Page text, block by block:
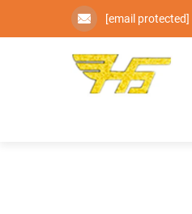
[email protected]